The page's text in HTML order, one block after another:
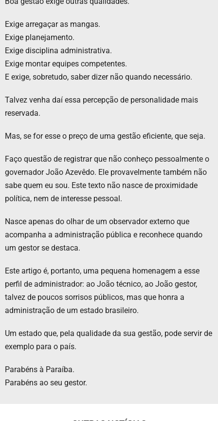
Exige arregaçar as mangas.
Exige planejamento.
Exige disciplina administrativa.
Exige montar equipes competentes.
E exige, sobretudo, saber dizer não quando necessário.
Talvez venha daí essa percepção de personalidade mais
reservada.
Mas, se for esse o preço de uma gestão eficiente, que seja.
Faço questão de registrar que não conheço pessoalmente o
governador João Azevêdo. Ele provavelmente também não
sabe quem eu sou. Este texto não nasce de proximidade
política, nem de interesse pessoal.
Nasce apenas do olhar de um observador externo que
acompanha a administração pública e reconhece quando
um gestor se destaca.
Este artigo é, portanto, uma pequena homenagem a esse
perfil de administrador: ao João técnico, ao João gestor,
talvez de poucos sorrisos públicos, mas que honra a
administração de um estado brasileiro.
Um estado que, pela qualidade da sua gestão, pode servir de
exemplo para o país.
Parabéns à Paraíba.
Parabéns ao seu gestor.